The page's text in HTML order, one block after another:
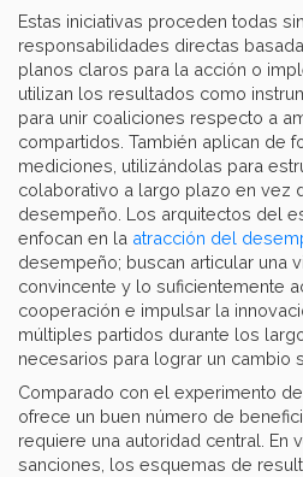
Estas iniciativas proceden todas
responsabilidades directas
planos claros para la acción o
utilizan los resultados como
para unir coaliciones respecto a
compartidos. También aplican de
mediciones, utilizándolas para
colaborativo a largo plazo en vez
desempeño. Los arquitectos del
enfocan en la atracción del
desempeño; buscan articular una
convincente y lo suficientemente
cooperación e impulsar la
múltiples partidos durante los
necesarios para lograr un cambio
Comparado con el experimento
ofrece un buen número de
requiere una autoridad central. En
sanciones, los esquemas de